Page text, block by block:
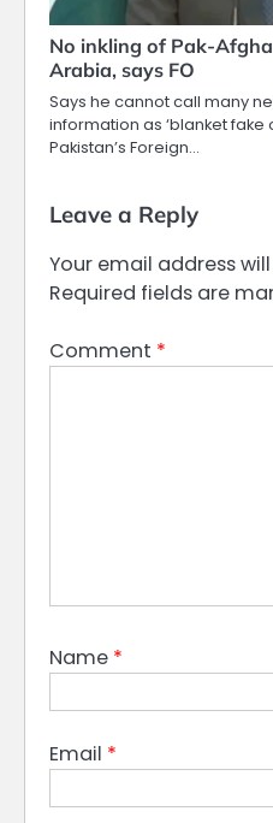
No inkling of Pak-
Arabia, says FO
Says he cannot call many
information as ‘blanket
Pakistan’s Foreign…
Leave a Reply
Your email address
Required fields are
Comment *
Name *
Email *